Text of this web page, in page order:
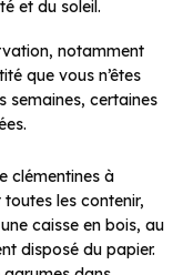
et du soleil.
notamment
que vous n’êtes
semaines, certaines
clémentines à
les contenir,
caisse en bois, au
disposé du papier.